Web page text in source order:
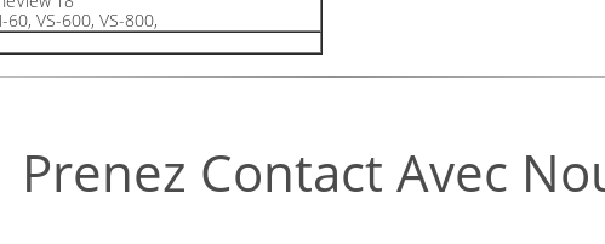
VS-600, VS-800,
Prenez Contact Avec